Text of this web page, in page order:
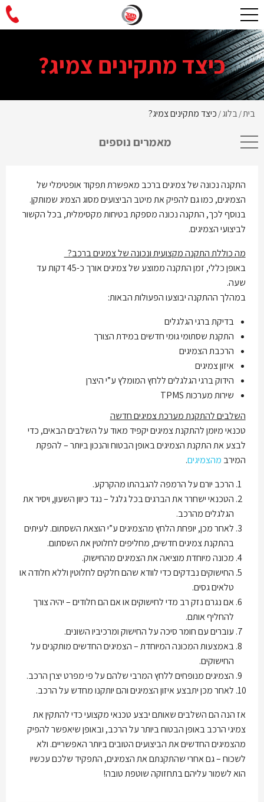
כיצד מתקינים צמיג?
בית/בלוג/ כיצד מתקינים צמיג?
מאמרים נוספים
התקנה נכונה של צמיגים ברכב מאפשרת תפקוד אופטימלי של
הצמיגים, כמו גם להפיק את מיטב הביצועים מסוג הצמיג שמותקן.
בנוסף לכך, התקנה נכונה מספקת בטיחות מקסימלית, בכל הקשור
לביצועי הצמיגים.
מה כוללת התקנה מקצועית ונכונה של צמיגים ברכב?
באופן כללי, זמן התקנה ממוצע של צמיגים אורך כ-45 דקות עד
שעה.
במהלך ההתקנה יבוצעו הפעולות הבאות:
בדיקת ברגי הגלגלים
התקנת שסתומי גומי חדשים במידת הצורך
הרכבת הצמיגים
איזון צמיגים
הידוק ברגי הגלגלים ללחץ המומלץ ע”י היצרן
שירות מערכות TPMS
השלבים להתקנת מערכת צמיגים חדשה
טכנאי מיומן להתקנת צמיגים יקפיד מאוד על השלבים הבאים, כדי
לבצע את התקנת הצמיגים באופן הבטוח והנכון ביותר – להפקת
המירב מהצמיגים.
הרכב יורם על הרמפה להגבהתו מהקרקע.
הטכנאי ישחרר את הברגים בכל גלגל – נגד כיוון השעון, ויסיר את
הגלגלים מהרכב.
לאחר מכן, יופחת הלחץ מהצמיגים ע”י הוצאת השסתום. לעיתים
בהתקנת צמיגים חדשים, מחליפים לחלוטין את השסתום.
מכונה מיוחדת מוציאה את הצמיגים מהחישוק.
החישוקים נבדקים כדי לוודא שהם חלקים לחלוטין וללא חלודה או
טלאים גסים.
אם נגרם נזק רב מדי לחישוקים או אם הם חלודים – יהיה צורך
להחליף אותם.
עוברים עם חומר סיכה על החישוק ומרכיביו השונים.
באמצעות המכונה המיוחדת – הצמיגים החדשים מותקנים על
החישוקים.
הצמיגים מנופחים ללחץ המרבי שלהם על פי מפרט יצרן הרכב.
לאחר מכן יתבצע איזון הצמיגים והם יותקנו מחדש על הרכב.
אז הנה הם השלבים שאותם יבצע טכנאי מקצועי כדי להתקין את
צמיגי הרכב באופן הבטוח ביותר על הרכב, ובאופן שיאפשר להפיק
מהצמיגים החדשים את הביצועים הטובים ביותר האפשריים. ולא
לשכוח – גם אחרי שהתקנתם את הצמיגים, התפקיד שלכם עכשיו
הוא לשמור עליהם בתחזוקה שוטפת טובה!